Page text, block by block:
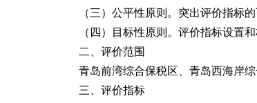
（三）公平性原则。 突出评价指标
（四）目标性原则。 评价指标设置
二、评价范围
青岛前湾综合保税区、青岛西海岸
三、评价指标